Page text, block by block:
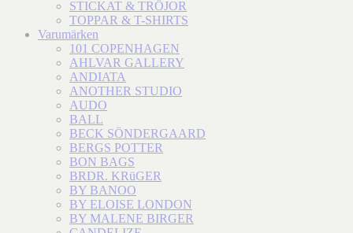
STICKAT & TRÖJOR
TOPPAR & T-SHIRTS
Varumärken
101 COPENHAGEN
AHLVAR GALLERY
ANDIATA
ANOTHER STUDIO
AUDO
BALL
BECK SÖNDERGAARD
BERGS POTTER
BON BAGS
BRDR. KRüGER
BY BANOO
BY ELOISE LONDON
BY MALENE BIRGER